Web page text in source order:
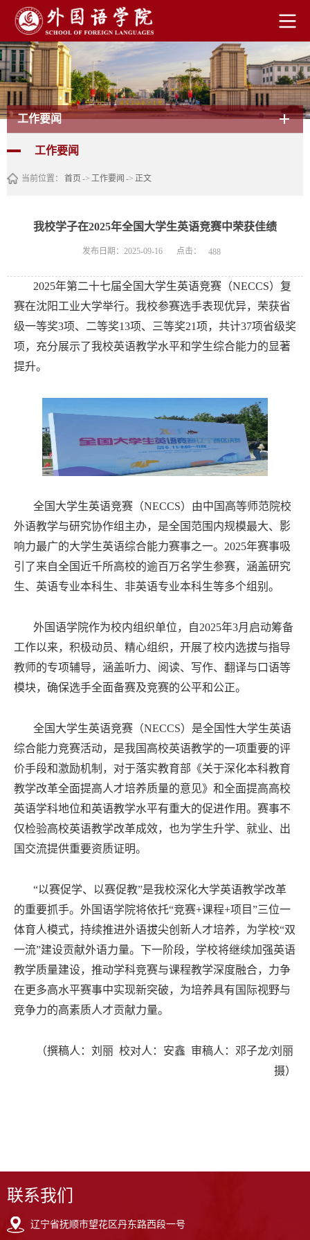
工作要闻
工作要闻
当前位置： 首页-> 工作要闻 -> 正文
我校学子在2025年全国大学生英语竞赛中荣获佳绩
发布日期：2025-09-16 点击： 488
2025年第二十七届全国大学生英语竞赛（NECCS）复
赛在沈阳工业大学举行。我校参赛选手表现优异，荣获省
级一等奖3项、二等奖13项、三等奖21项，共计37项省级奖
项，充分展示了我校英语教学水平和学生综合能力的显著
提升。
全国大学生英语竞赛（NECCS）由中国高等师范院校
外语教学与研究协作组主办，是全国范围内规模最大、影
响力最广的大学生英语综合能力赛事之一。2025年赛事吸
引了来自全国近千所高校的逾百万名学生参赛，涵盖研究
生、英语专业本科生、非英语专业本科生等多个组别。
外国语学院作为校内组织单位，自2025年3月启动筹备
工作以来，积极动员、精心组织，开展了校内选拔与指导
教师的专项辅导，涵盖听力、阅读、写作、翻译与口语等
模块，确保选手全面备赛及竞赛的公平和公正。
全国大学生英语竞赛（NECCS）是全国性大学生英语
综合能力竞赛活动，是我国高校英语教学的一项重要的评
价手段和激励机制，对于落实教育部《关于深化本科教育
教学改革全面提高人才培养质量的意见》和全面提高高校
英语学科地位和英语教学水平有重大的促进作用。赛事不
仅检验高校英语教学改革成效，也为学生升学、就业、出
国交流提供重要资质证明。
“以赛促学、以赛促教”是我校深化大学英语教学改革
的重要抓手。外国语学院将依托“竞赛+课程+项目”三位一
体育人模式，持续推进外语拔尖创新人才培养，为学校“双
一流”建设贡献外语力量。下一阶段，学校将继续加强英语
教学质量建设，推动学科竞赛与课程教学深度融合，力争
在更多高水平赛事中实现新突破，为培养具有国际视野与
竞争力的高素质人才贡献力量。
（撰稿人：刘丽 校对人：安鑫 审稿人：邓子龙/刘丽
摄）
联系我们
辽宁省抚顺市望花区丹东路西段一号